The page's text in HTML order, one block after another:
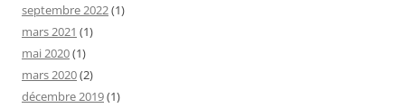
septembre 2022(1)
mars 2021 (1)
mai 2020(1)
mars 2020(2)
décembre 2019(1)